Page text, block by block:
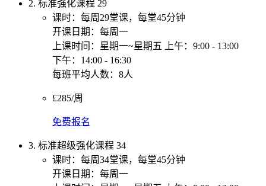
2. 标准强化课程 29
课时：每周29堂课，每堂45分钟
开课日期：每周一
上课时间：星期一~星期五 上午：9:00 - 13:00
下午：14:00 - 16:30
每班平均人数：8人
£285/周
免费报名
3. 标准超级强化课程 34
课时：每周34堂课，每堂45分钟
开课日期：每周一